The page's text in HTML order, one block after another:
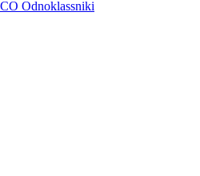
Odnoklassniki